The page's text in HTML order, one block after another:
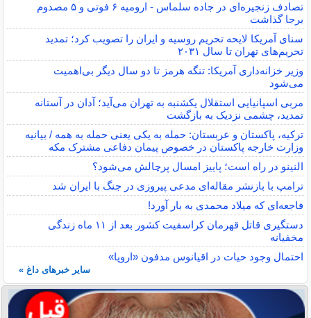
تصادف زنجیره‌ای در جاده سلماس - ارومیه ۶ فوتی و ۵ مصدوم
برجا گذاشت
سنای آمریکا لایحه تحریم روسیه و ایران را تصویب کرد؛ تمدید
تحریم‌های تهران تا سال ۲۰۳۱
وزیر خزانه‌داری آمریکا: تنگه هرمز تا دو سال دیگر بی‌اهمیت
می‌شود
مربی اسپانیایی استقلال یکشنبه به تهران می‌آید؛ آدان در آستانه
تمدید، چشمی نزدیک به بازگشت
ترکیه، پاکستان و عربستان: حمله به یکی یعنی حمله به همه / بیانیه
وزارت خارجه پاکستان در خصوص پیمان دفاعی مشترک مکه
النینو در راه است؛ پاییز امسال پرچالش می‌شود؟
ترامپ با بازنشر مقاله‌ای مدعی پیروزی در جنگ با ایران شد
فاجعه‌ای که میلاد محمدی به بار آورد!
دستگیری قاتل قهرمان کراسفیت کشور بعد از ۱۱ ماه زندگی
مخفیانه
احتمال وجود حیات در اقیانوس مدفون «اروپا»
سایر خبرهای داغ »